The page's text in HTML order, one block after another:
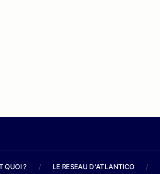
QUOI ? / LE RESEAU D'ATLANTICO /